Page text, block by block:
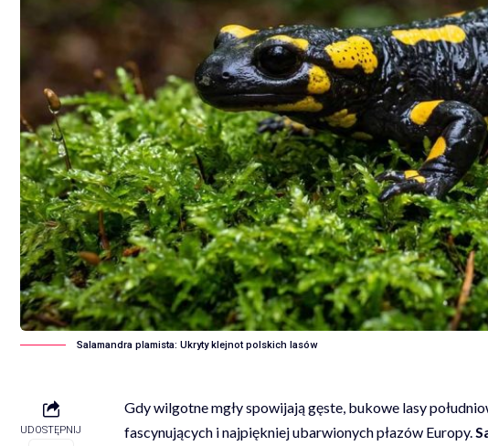
Salamandra plamista: Ukryty klejnot polskich lasów
UDOSTĘPNIJ
Gdy wilgotne mgły spowijają gęste, bukowe lasy
fascynujących i najpiękniej ubarwionych płazów Europy.